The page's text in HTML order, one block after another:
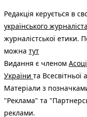
Редакція керується в
українського
журналістської етики.
можна тут
Видання є членом
України та Всесвітньої
Матеріали з
"Реклама" та
реклами.